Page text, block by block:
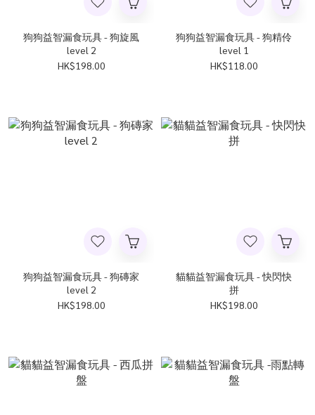
狗狗益智漏食玩具 - 狗旋風
level 2
HK$198.00
狗狗益智漏食玩具 - 狗精伶
level 1
HK$118.00
狗狗益智漏食玩具 - 狗磚家
level 2
HK$198.00
貓貓益智漏食玩具 - 快閃快
拼
HK$198.00